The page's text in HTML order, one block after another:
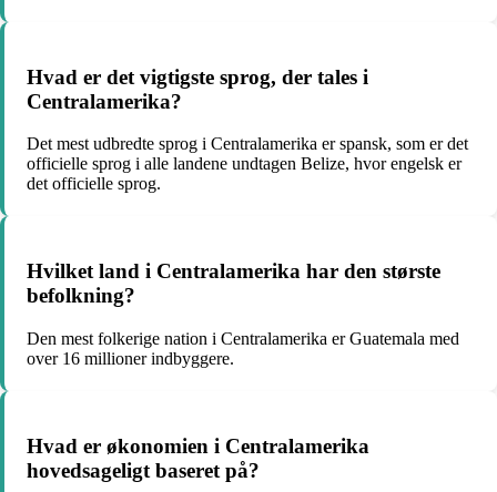
Hvad er det vigtigste sprog, der tales i
Centralamerika?
Det mest udbredte sprog i Centralamerika er spansk, som er det
officielle sprog i alle landene undtagen Belize, hvor engelsk er
det officielle sprog.
Hvilket land i Centralamerika har den største
befolkning?
Den mest folkerige nation i Centralamerika er Guatemala med
over 16 millioner indbyggere.
Hvad er økonomien i Centralamerika
hovedsageligt baseret på?